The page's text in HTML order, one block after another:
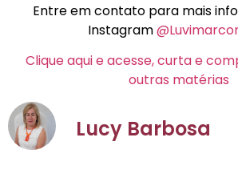
Entre em contato para mais
Instagram
Clique aqui e acesse, curta e
outras matérias
Lucy Barbosa